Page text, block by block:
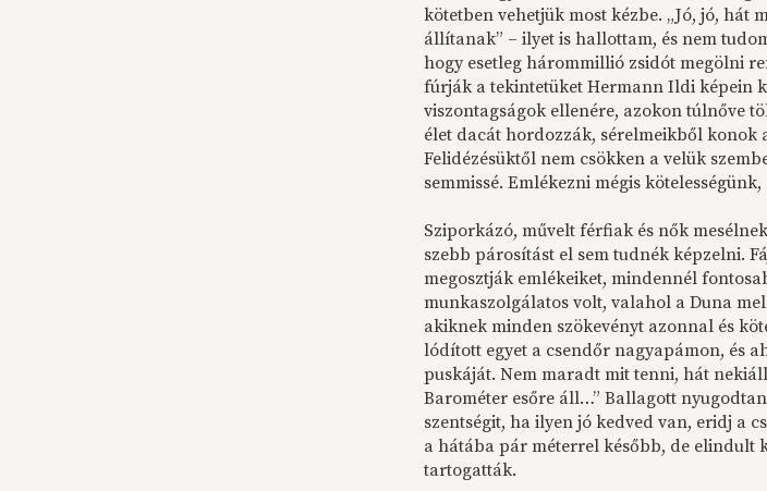
kötetben vehetjük most kézbe. „Jó, jó,
állítanak” – ilyet is hallottam, és nem
hogy esetleg hárommillió zsidót megölni
fúrják a tekintetüket Hermann Ildi képein
viszontagságok ellenére, azokon túlnőve
élet dacát hordozzák, sérelmeikből konok
Felidézésüktől nem csökken a velük
semmissé. Emlékezni mégis
Sziporkázó, művelt férfiak és nők
szebb párosítást el sem tudnék képzelni.
megosztják emlékeiket, mindennél
munkaszolgálatos volt, valahol a Duna
akiknek minden szökevényt azonnal és
lódított egyet a csendőr nagyapámon, és
puskáját. Nem maradt mit tenni, hát
Barométer esőre áll…” Ballagott
szentségit, ha ilyen jó kedved van, eridj a
a hátába pár méterrel később, de elindult
tartogatták.